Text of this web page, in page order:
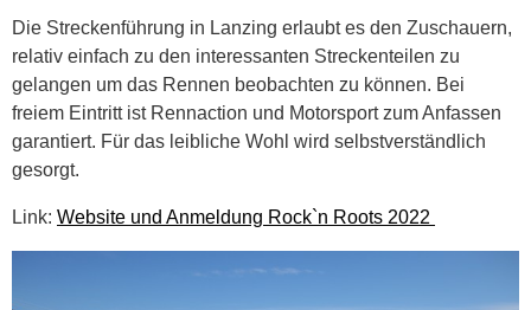
Die Streckenführung in Lanzing erlaubt es den Zuschauern,
relativ einfach zu den interessanten Streckenteilen zu
gelangen um das Rennen beobachten zu können. Bei
freiem Eintritt ist Rennaction und Motorsport zum Anfassen
garantiert. Für das leibliche Wohl wird selbstverständlich
gesorgt.
Link: Website und Anmeldung Rock`n Roots 2022